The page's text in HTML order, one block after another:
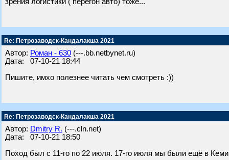
Re: Петрозаводск-Кандалакша 2021
Автор: Роман - 630 (---.bb.netbynet.ru)
Дата: 07-10-21 18:44
Пишите, имхо полезнее читать чем смотреть :))
Re: Петрозаводск-Кандалакша 2021
Автор: Dmitry R. (---.cln.net)
Дата: 07-10-21 18:50
Поход был с 11-го по 22 июля. 17-го июля мы были ещё в